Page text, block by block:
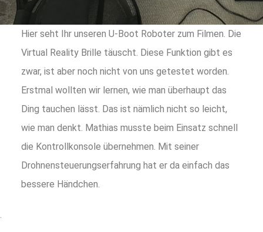
Hier seht Ihr unseren U-Boot Roboter zum Filmen. Die
Virtual Reality Brille täuscht. Diese Funktion gibt es
zwar, ist aber noch nicht von uns getestet worden.
Erstmal wollten wir lernen, wie man überhaupt das
Ding tauchen lässt. Das ist nämlich nicht so leicht,
wie man denkt. Mathias musste beim Einsatz schnell
die Kontrollkonsole übernehmen. Mit seiner
Drohnensteuerungserfahrung hat er da einfach das
bessere Händchen.